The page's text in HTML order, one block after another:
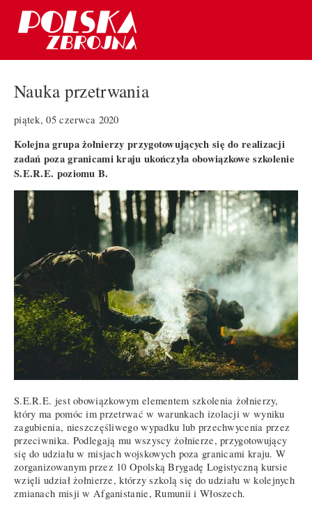
Nauka przetrwania
piątek, 05 czerwca 2020
Kolejna grupa żołnierzy przygotowujących się do realizacji
zadań poza granicami kraju ukończyła obowiązkowe szkolenie
S.E.R.E. poziomu B.
S.E.R.E. jest obowiązkowym elementem szkolenia żołnierzy,
który ma pomóc im przetrwać w warunkach izolacji w wyniku
zagubienia, nieszczęśliwego wypadku lub przechwycenia przez
przeciwnika. Podlegają mu wszyscy żołnierze, przygotowujący
się do udziału w misjach wojskowych poza granicami kraju. W
zorganizowanym przez 10 Opolską Brygadę Logistyczną kursie
wzięli udział żołnierze, którzy szkolą się do udziału w kolejnych
zmianach misji w Afganistanie, Rumunii i Włoszech.